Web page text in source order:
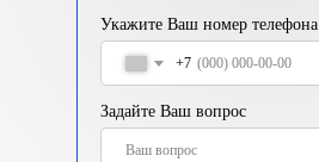
Укажите Ваш номер телефона
+7
Задайте Ваш вопрос